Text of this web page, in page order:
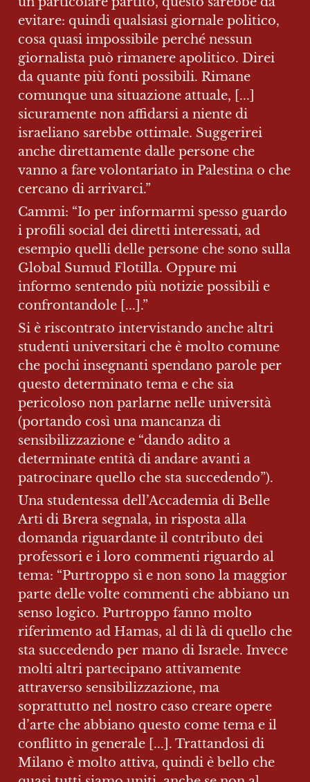
evitare: quindi qualsiasi giornale politico,
cosa quasi impossibile perché nessun
giornalista può rimanere apolitico. Direi
da quante più fonti possibili. Rimane
comunque una situazione attuale, [...]
sicuramente non affidarsi a niente di
israeliano sarebbe ottimale. Suggerirei
anche direttamente dalle persone che
vanno a fare volontariato in Palestina o che
cercano di arrivarci.”
Cammi: “Io per informarmi spesso guardo
i profili social dei diretti interessati, ad
esempio quelli delle persone che sono sulla
Global Sumud Flotilla. Oppure mi
informo sentendo più notizie possibili e
confrontandole [...].”
Si è riscontrato intervistando anche altri
studenti universitari che è molto comune
che pochi insegnanti spendano parole per
questo determinato tema e che sia
pericoloso non parlarne nelle università
(portando così una mancanza di
sensibilizzazione e “dando adito a
determinate entità di andare avanti a
patrocinare quello che sta succedendo”).
Una studentessa dell’Accademia di Belle
Arti di Brera segnala, in risposta alla
domanda riguardante il contributo dei
professori e i loro commenti riguardo al
tema: “Purtroppo sì e non sono la maggior
parte delle volte commenti che abbiano un
senso logico. Purtroppo fanno molto
riferimento ad Hamas, al di là di quello che
sta succedendo per mano di Israele. Invece
molti altri partecipano attivamente
attraverso sensibilizzazione, ma
soprattutto nel nostro caso creare opere
d’arte che abbiano questo come tema e il
conflitto in generale [...]. Trattandosi di
Milano è molto attiva, quindi è bello che